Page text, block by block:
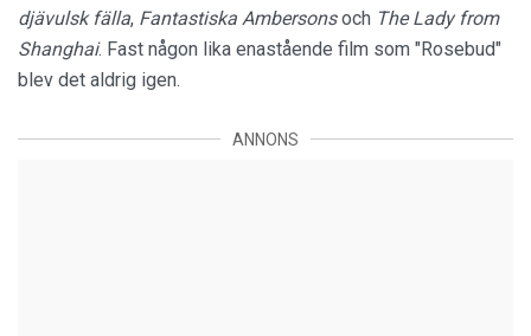
djävulsk fälla, Fantastiska Ambersonsoch The Lady from
Shanghai. Fast någon lika enastående film som "Rosebud"
blev det aldrig igen.
ANNONS